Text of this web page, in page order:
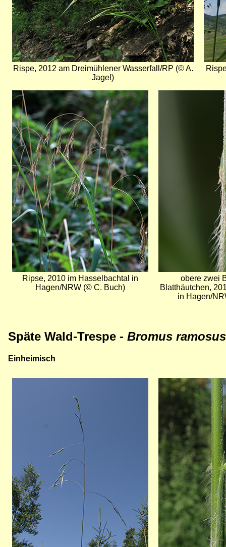
Rispe, 2012 am Dreimühlener Wasserfall/RP (© A.
Jagel)
Bild
Ripse, 2010 im Hasselbachtal in
Hagen/NRW (© C. Buch)
obere zwei
Blatthäutchen,
in Hagen/
Späte Wald-Trespe - Bromus ramosus
Einheimisch
Bild